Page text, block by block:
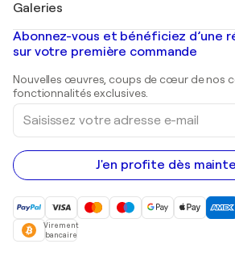
Banksy
Mr. Brainwash
Shepard Fairey
Tableaux abstraits à vendre
Peintures de paysage
Estampes
Peintures acryliques
Galeries
Galeries d'art en France
Galeries d'art en Belgique
Abonnez-vous et bénéficiez d’une
sur votre première commande
Nouvelles œuvres, coups de cœur de nos
fonctionnalités exclusives.
Saisissez
votre
adresse
e-
mail
J'en profite dès
Virement
bancaire